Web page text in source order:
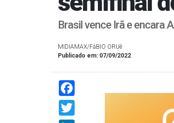
Brasil vence Irã e encara
MIDIAMAX/FáBIO ORUê
Publicado em: 07/09/2022